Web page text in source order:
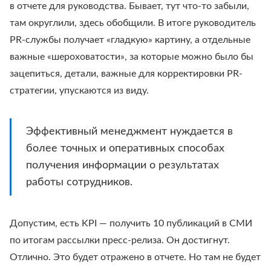
в отчете для руководства. Бывает, тут что-то забыли,
там округлили, здесь обобщили. В итоге руководитель
PR-службы получает «гладкую» картину, а отдельные
важные «шероховатости», за которые можно было бы
зацепиться, детали, важные для корректировки PR-
стратегии, упускаются из виду.
Эффективный менеджмент нуждается в
более точных и оперативных способах
получения информации о результатах
работы сотрудников.
Допустим, есть KPI — получить 10 публикаций в СМИ
по итогам рассылки пресс-релиза. Он достигнут.
Отлично. Это будет отражено в отчете. Но там не будет